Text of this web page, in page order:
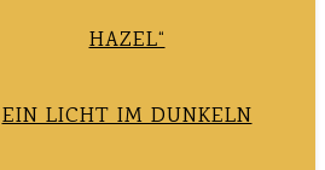
HAZEL“
EIN LICHT IM DUNKELN